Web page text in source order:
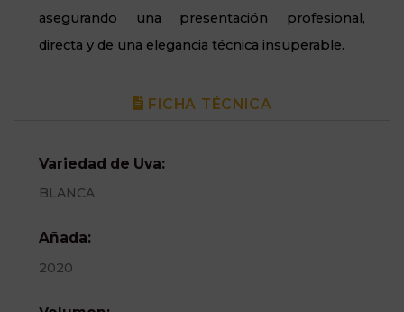
asegurando una presentación profesional,
directa y de una elegancia técnica insuperable.
FICHA TÉCNICA
Variedad de Uva:
BLANCA
Añada:
2020